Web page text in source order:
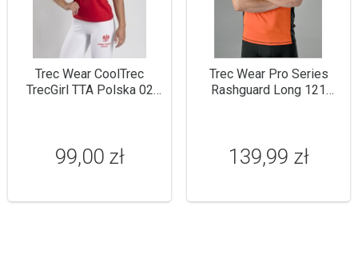
Trec Wear CoolTrec
TrecGirl TTA Polska 02
99,00 zł
Trec Wear Pro Series
Rashguard Long 121
139,99 zł